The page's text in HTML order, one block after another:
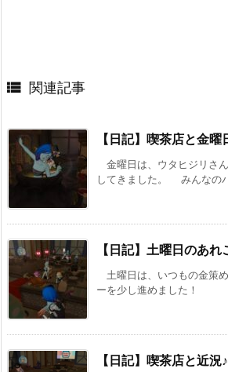
 関連記事
【日記】喫茶店と金曜
金曜日は、ウタヒジリさ
してきました。 みんなの
【日記】土曜日のあれ
土曜日は、いつもの金策
ーを少し進めました！
【日記】喫茶店と近況♪